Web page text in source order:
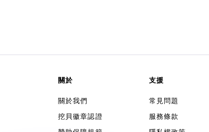
關於
關於我們
挖貝徽章認證
支援
常見問題
服務條款